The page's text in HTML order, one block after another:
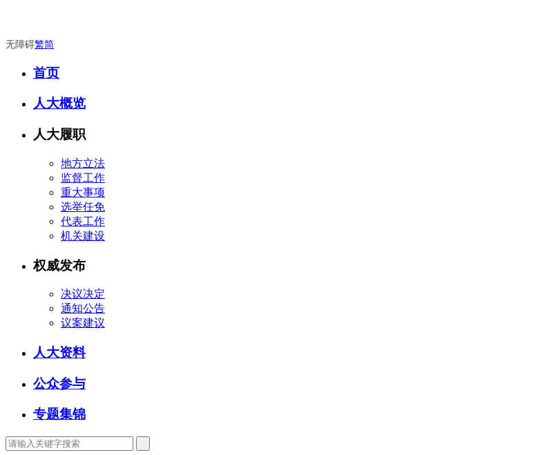
无障碍繁简
首页
人大概览
人大履职
地方立法
监督工作
重大事项
选举任免
代表工作
机关建设
权威发布
决议决定
通知公告
议案建议
人大资料
公众参与
专题集锦